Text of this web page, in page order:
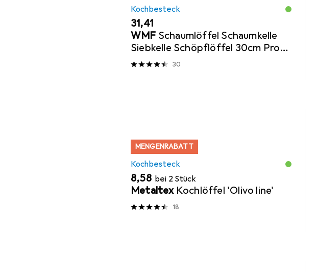
Kochbesteck
EUR
31,41
WMF Schaumlöffel Schaumkelle
Siebkelle Schöpflöffel 30cm Profi
Plus Edelstahl
30
MENGENRABATT
Kochbesteck
EUR
8,58 bei 2 Stück
Metaltex Kochlöffel 'Olivo line'
18